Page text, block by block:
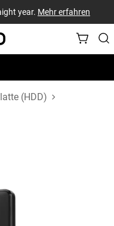
year. Mehr erfahren
(HDD)